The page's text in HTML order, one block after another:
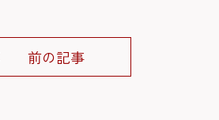
前の記事